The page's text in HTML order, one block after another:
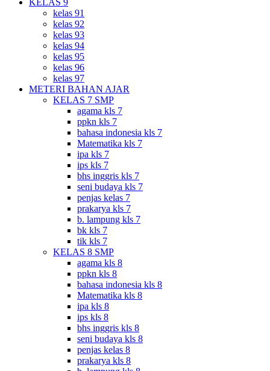
kelas 91
kelas 92
kelas 93
kelas 94
kelas 95
kelas 96
kelas 97
METERI BAHAN AJAR
KELAS 7 SMP
agama kls 7
ppkn kls 7
bahasa indonesia kls 7
Matematika kls 7
ipa kls 7
ips kls 7
bhs inggris kls 7
seni budaya kls 7
penjas kelas 7
prakarya kls 7
b. lampung kls 7
bk kls 7
tik kls 7
KELAS 8 SMP
agama kls 8
ppkn kls 8
bahasa indonesia kls 8
Matematika kls 8
ipa kls 8
ips kls 8
bhs inggris kls 8
seni budaya kls 8
penjas kelas 8
prakarya kls 8